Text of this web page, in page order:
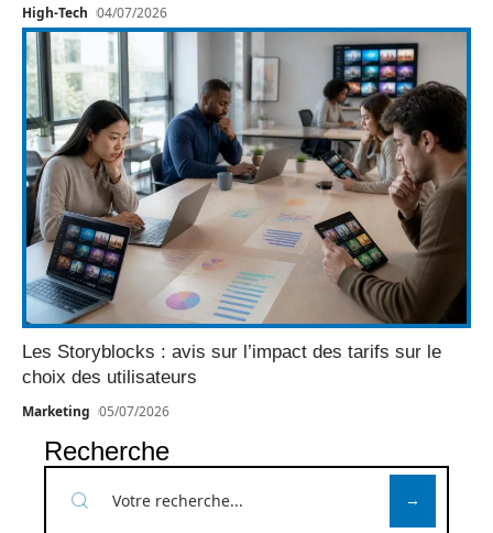
High-Tech 04/07/2026
Les Storyblocks : avis sur l’impact des tarifs sur le
choix des utilisateurs
Marketing 05/07/2026
Recherche